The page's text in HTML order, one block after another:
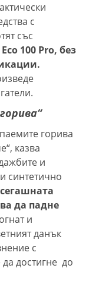
с
със
100 Pro, без
горива
казва
и
синтетично
да падне
и
данък
с
достигне до